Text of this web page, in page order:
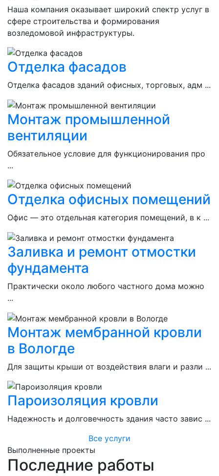
Наша компания оказывает широкий спектр услуг в
сфере строительства и формирования
возледомовой инфраструктуры.
Отделка фасадов
Отделка фасадов зданий офисных, торговых, адм ...
Монтаж промышленной
вентиляции
Обязательное условие для функционирования про
...
Отделка офисных помещений
Офис — это отдельная категория помещений, в к ...
Заливка и ремонт отмостки
фундамента
Практически около любого частного дома можно
...
Монтаж мембранной кровли
в Вологде
Для защиты крыши от воздействия влаги и разли ...
Пароизоляция кровли
Надежность и долговечность здания часто завис ...
Все услуги
Выполненные проекты
Последние работы